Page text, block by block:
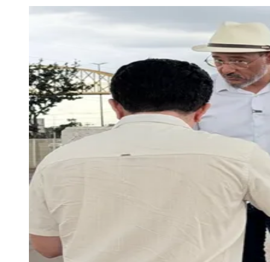
MutingaJardim ParaísoJardim PaulistaJardim ReginaliceJardim São
Jardim São Pedro
Nova Aldeinha
Parque dos
Parque Santa Luzia Parque Viana
Santana de
SilveiraTamboré Vale do SolVila BarrosVila Boa VistaVila
do CondeVila Engenho NovoVila Márcia
Vila Nossa Sra. da
EscadaVila PortoVotupoca
Para Sua Empresa
Anuncie no Portal
Guia de Empresas
Divulgar VagasNovo
Publicidade Legal
Negócios Regionais
Turismo
Segurança Regional
Hospitais Estaduais
Parques & Represas
Santana de Parnaíba
Pirapora
do Bom JesusAraçariguama